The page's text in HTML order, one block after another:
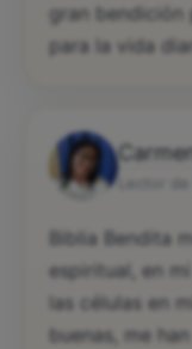
gran bendición
para la vida
Biblia Bendita
espiritual, en
las células en
buenas, me